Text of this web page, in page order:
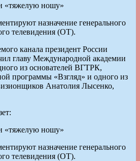
«тяжелую ношу»
назначение генерального
телевидения (ОТ).
канала президент России
главу Международной академии
из основателей ВГТРК,
программы «Взгляд» и одного из
Анатолия Лысенко,
«тяжелую ношу»
назначение генерального
телевидения (ОТ).